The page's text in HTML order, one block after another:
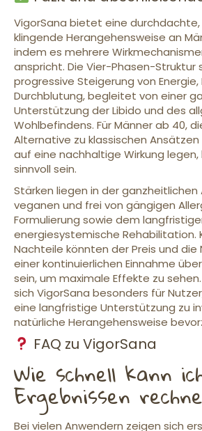
VigorSana bietet eine
klingende Herangehensweise an
indem es mehrere
anspricht. Die Vier-Phasen-Struktur
progressive Steigerung von Energie,
Durchblutung, begleitet von einer
Unterstützung der Libido und des
Wohlbefindens. Für Männer ab 40,
Alternative zu klassischen
auf eine nachhaltige Wirkung legen,
sinnvoll sein.
Stärken liegen in der ganzheitlichen
veganen und frei von gängigen
Formulierung sowie dem
energiesystemische Rehabilitation.
Nachteile könnten der Preis und
einer kontinuierlichen Einnahme
sein, um maximale Effekte zu
sich VigorSana besonders für
eine langfristige Unterstützung zu
natürliche Herangehensweise
FAQ zu VigorSana
Wie schnell kann
Ergebnissen
Bei vielen Anwendern zeigen sich